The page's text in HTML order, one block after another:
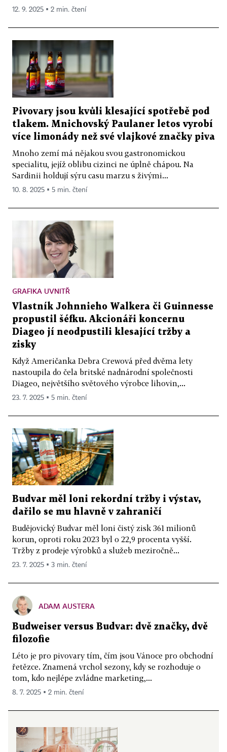
12. 9. 2025 ▪ 2 min. čtení
Pivovary jsou kvůli klesající spotřebě pod
tlakem. Mnichovský Paulaner letos vyrobí
více limonády než své vlajkové značky piva
Mnoho zemí má nějakou svou gastronomickou
specialitu, jejíž oblibu cizinci ne úplně chápou. Na
Sardinii holdují sýru casu marzu s živými...
10. 8. 2025 ▪ 5 min. čtení
GRAFIKA UVNITŘ
Vlastník Johnnieho Walkera či Guinnesse
propustil šéfku. Akcionáři koncernu
Diageo jí neodpustili klesající tržby a
zisky
Když Američanka Debra Crewová před dvěma lety
nastoupila do čela britské nadnárodní společnosti
Diageo, největšího světového výrobce lihovin,...
23. 7. 2025 ▪ 5 min. čtení
Budvar měl loni rekordní tržby i výstav,
dařilo se mu hlavně v zahraničí
Budějovický Budvar měl loni čistý zisk 361 milionů
korun, oproti roku 2023 byl o 22,9 procenta vyšší.
Tržby z prodeje výrobků a služeb meziročně...
23. 7. 2025 ▪ 3 min. čtení
ADAM AUSTERA
Budweiser versus Budvar: dvě značky, dvě
filozofie
Léto je pro pivovary tím, čím jsou Vánoce pro obchodní
řetězce. Znamená vrchol sezony, kdy se rozhoduje o
tom, kdo nejlépe zvládne marketing,...
8. 7. 2025 ▪ 2 min. čtení